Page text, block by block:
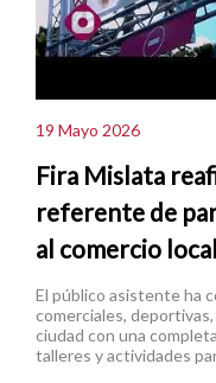
19 Mayo 2026
Fira Mislata
referente de
al comercio local
El público asistente ha
comerciales,
ciudad con una
talleres y actividades